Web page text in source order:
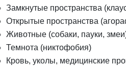
Замкнутые пространства
Открытые пространства
Животные (собаки, пауки,
Темнота (никтофобия)
Кровь, уколы, медицинские